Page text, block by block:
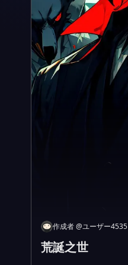
作成者@ユーザー4535
荒誕之世